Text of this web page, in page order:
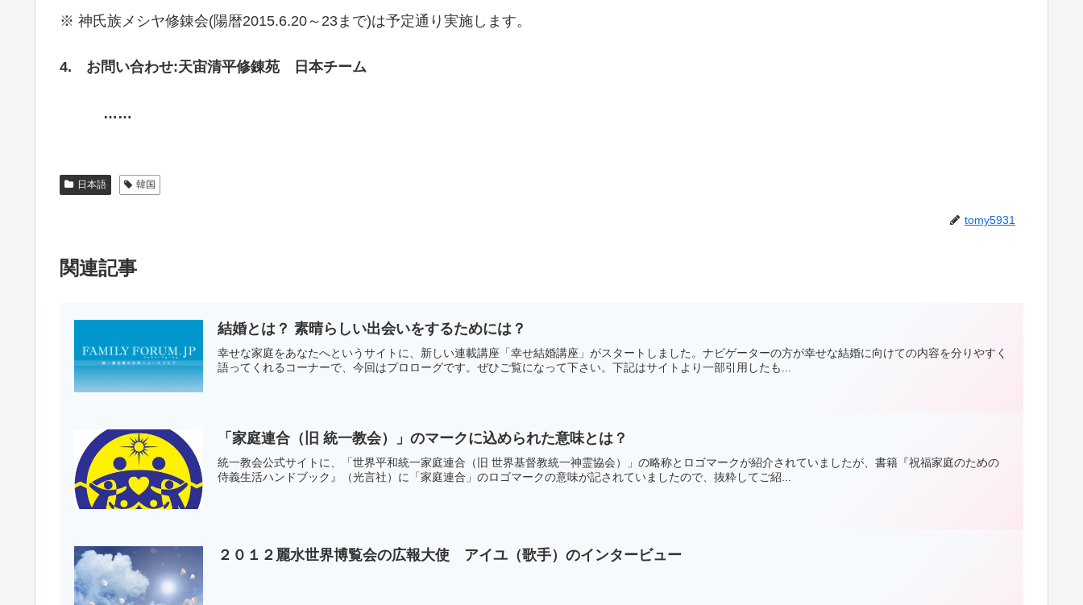
※ 神氏族メシヤ修錬会(陽暦2015.6.20～23まで)は予定通り実施します。
4. お問い合わせ:天宙清平修錬苑 日本チーム
……
日本語 韓国
tomy5931
関連記事
結婚とは？ 素晴らしい出会いをするためには？
幸せな家庭をあなたへというサイトに、新しい連載講座「幸せ結婚講座」がスタートしました。ナビゲーターの方が幸せな結婚に向けての内容を分りやすく
語ってくれるコーナーで、今回はプロローグです。ぜひご覧になって下さい。下記はサイトより一部引用したも...
「家庭連合（旧 統一教会）」のマークに込められた意味とは？
統一教会公式サイトに、「世界平和統一家庭連合（旧 世界基督教統一神霊協会）」の略称とロゴマークが紹介されていましたが、書籍『祝福家庭のための
侍義生活ハンドブック』（光言社）に「家庭連合」のロゴマークの意味が記されていましたので、抜粋してご紹...
２０１２麗水世界博覧会の広報大使 アイユ（歌手）のインタービュー